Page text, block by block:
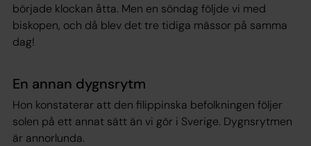
började klockan åtta. Men en söndag följde vi med
biskopen, och då blev det tre tidiga mässor på samma
dag!
En annan dygnsrytm
Hon konstaterar att den filippinska befolkningen följer
solen på ett annat sätt än vi gör i Sverige. Dygnsrytmen
är annorlunda.